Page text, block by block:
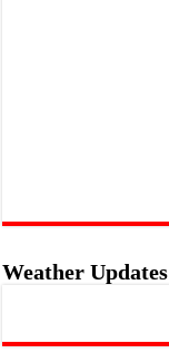
Weather Updates